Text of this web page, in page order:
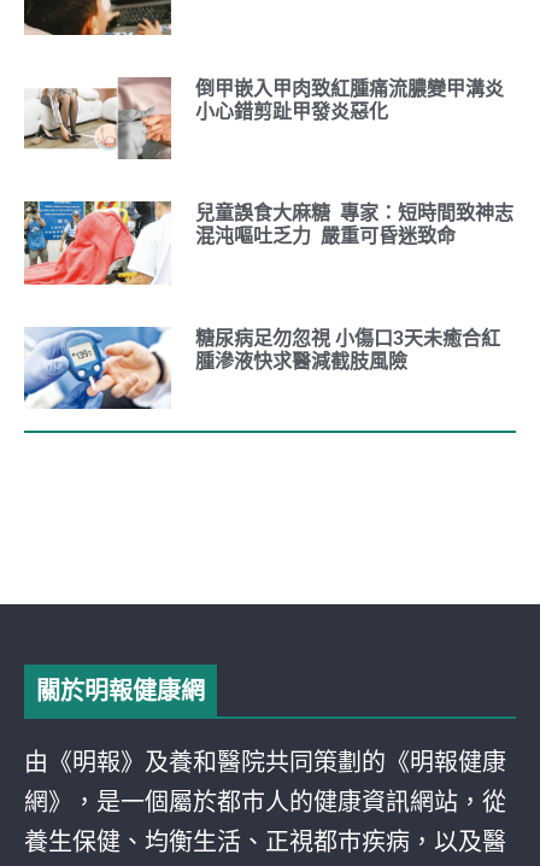
倒甲嵌入甲肉致紅腫痛流膿變甲溝炎
小心錯剪趾甲發炎惡化
兒童誤食大麻糖 專家：短時間致神志
混沌嘔吐乏力 嚴重可昏迷致命
糖尿病足勿忽視 小傷口3天未癒合紅
腫滲液快求醫減截肢風險
關於明報健康網
由《明報》及養和醫院共同策劃的《明報健康
網》，是一個屬於都巿人的健康資訊網站，從
養生保健、均衡生活、正視都巿疾病，以及醫